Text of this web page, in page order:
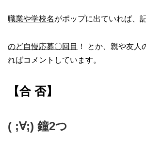
職業や学校名がポップに出ていれば、
のど自慢応募〇回目
！ とか、親や友人
ればコメントしています。
【合 否】
( ;∀;) 鐘2つ